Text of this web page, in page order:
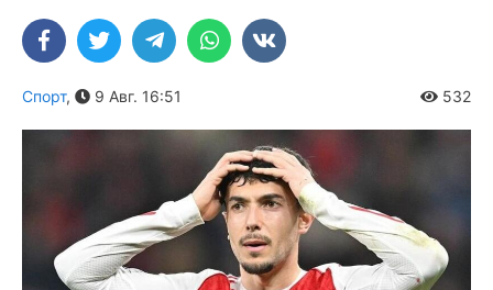
Спорт, 9 Авг. 16:51 532